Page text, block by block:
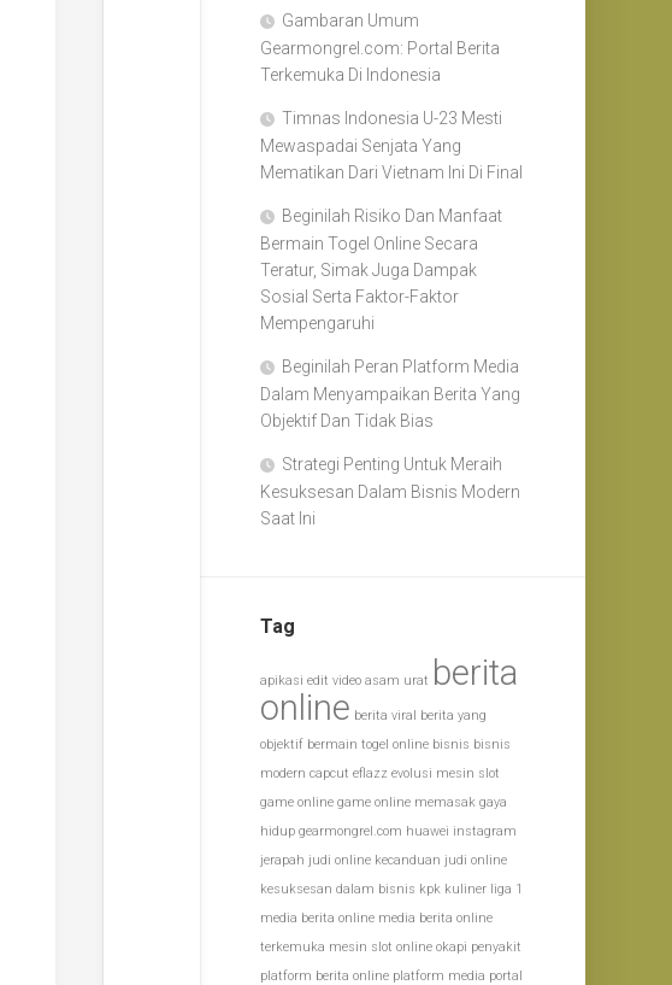
Gambaran Umum
Gearmongrel.com: Portal Berita
Terkemuka Di Indonesia
Timnas Indonesia U-23 Mesti
Mewaspadai Senjata Yang
Mematikan Dari Vietnam Ini Di Final
Beginilah Risiko Dan Manfaat
Bermain Togel Online Secara
Teratur, Simak Juga Dampak
Sosial Serta Faktor-Faktor
Mempengaruhi
Beginilah Peran Platform Media
Dalam Menyampaikan Berita Yang
Objektif Dan Tidak Bias
Strategi Penting Untuk Meraih
Kesuksesan Dalam Bisnis Modern
Saat Ini
Tag
apikasi edit video asam urat berita
online berita viral berita yang
objektif bermain togel online bisnis bisnis
modern capcut eflazz evolusi mesin slot
game online game online memasak gaya
hidup gearmongrel.com huawei instagram
jerapah judi online kecanduan judi online
kesuksesan dalam bisnis kpk kuliner liga 1
media berita online media berita online
terkemuka mesin slot online okapi penyakit
platform berita online platform media portal